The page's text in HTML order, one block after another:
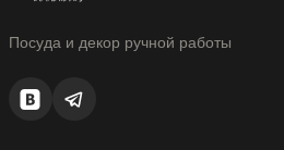
Посуда и декор ручной работы